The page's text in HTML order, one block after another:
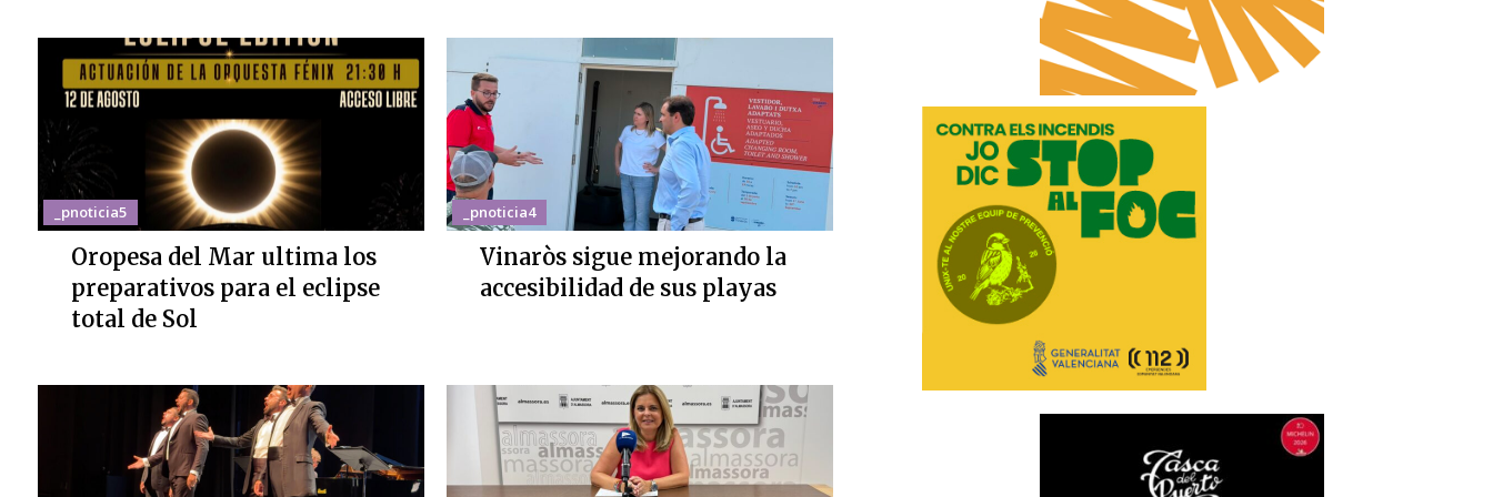
_pnoticia5
Oropesa del Mar ultima los
preparativos para el eclipse
total de Sol
_pnoticia4
Vinaròs sigue mejorando la
accesibilidad de sus playas